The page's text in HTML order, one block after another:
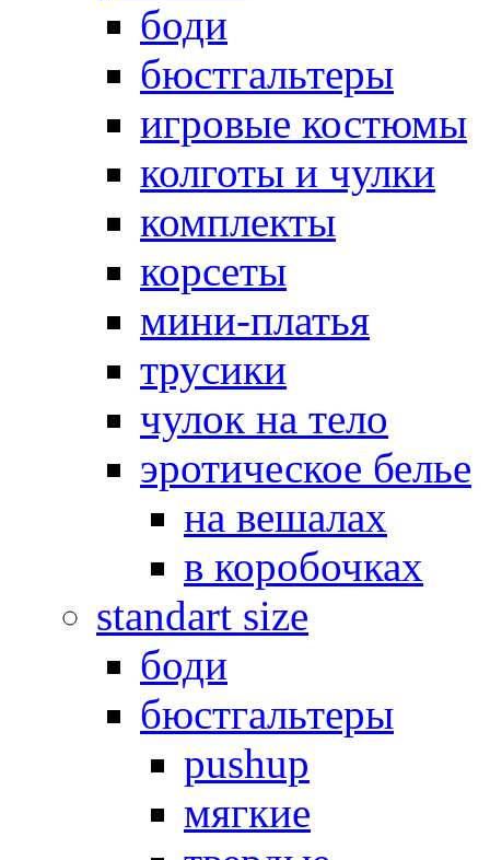
боди
бюстгальтеры
игровые костюмы
колготы и чулки
комплекты
корсеты
мини-платья
трусики
чулок на тело
эротическое белье
на вешалах
в коробочках
standart size
боди
бюстгальтеры
pushup
мягкие